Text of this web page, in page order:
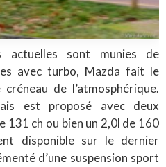
sont munies de
avec turbo, Mazda fait le
de l’atmosphérique.
est proposé avec deux
131 ch ou bien un 2,0l de 160
disponible sur le dernier
d’une suspension sport